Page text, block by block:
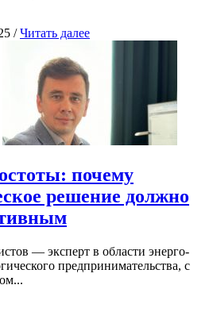
/Читать далее
почему
решение должно
— эксперт в области энерго-
предпринимательства, с